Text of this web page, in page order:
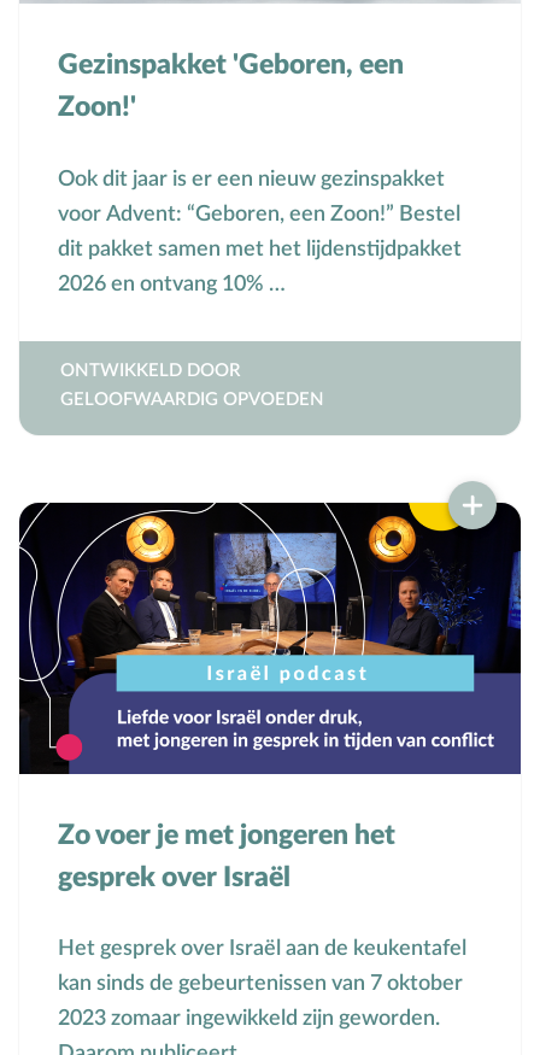
Gezinspakket 'Geboren, een
Zoon!'
Ook dit jaar is er een nieuw gezinspakket
voor Advent: “Geboren, een Zoon!” Bestel
dit pakket samen met het lijdenstijdpakket
2026 en ontvang 10% …
ONTWIKKELD DOOR
GELOOFWAARDIG OPVOEDEN
Zo voer je met jongeren het
gesprek over Israël
Het gesprek over Israël aan de keukentafel
kan sinds de gebeurtenissen van 7 oktober
2023 zomaar ingewikkeld zijn geworden.